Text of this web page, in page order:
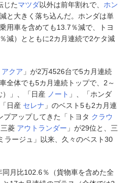
じたマツダ以外は前年割れで、 ホン
と大きく落ち込んだ。ホンダは単
用車を含めても13.7％減で、トヨ
減）とともに2カ月連続で2ケタ減
アクア 」が2万4526台で5カ月連続
全体でも5カ月連続トップで、2～
）」、「日産 ノート 」、「ホンダ
日産 セレナ 」のベスト5も2カ月連
アップしてきた「トヨタ クラウ
菱 アウトランダー 」が29位と、三
ラージュ」以来、久々のベスト30
月比102.6％（貨物車を含めた全